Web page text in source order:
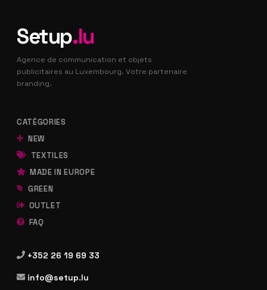
Setup.lu
Agence de communication et objets
publicitaires au Luxembourg. Votre partenaire
branding.
CATÉGORIES
NEW
TEXTILES
MADE IN EUROPE
GREEN
OUTLET
FAQ
+352 26 19 69 33
info@setup.lu